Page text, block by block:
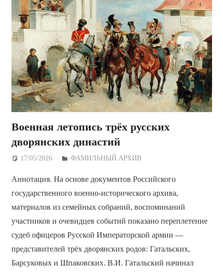
Военная летопись трёх русских
дворянских династий
17/05/2026 Дежурный по Редакции
ФАМИЛЬНЫЙ АРХИВ
Аннотация. На основе документов Российского
государственного военно-исторического архива,
материалов из семейных собраний, воспоминаний
участников и очевидцев событий показано переплетение
судеб офицеров Русской Императорской армии —
представителей трёх дворянских родов: Гатальских,
Барсуковых и Шпаковских. В.И. Гатальский начинал